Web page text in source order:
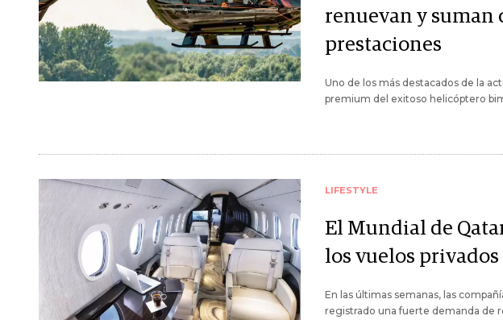
renuevan y suman
prestaciones
Uno de los más destacados de la
premium del exitoso helicóptero
LIFESTYLE
El Mundial de
los vuelos privados
En las últimas semanas, las
registrado una fuerte demanda de